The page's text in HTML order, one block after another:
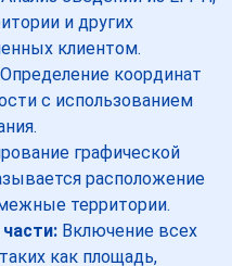
и других
клиентом.
Определение координат
с использованием
графической
расположение
территории.
Включение всех
как площадь,